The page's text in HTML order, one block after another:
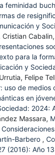
feminidad
de
y
para la
y
Felipe
uso de medios
en
2024:
Massara,
Barbero ,
(2016): Año 13